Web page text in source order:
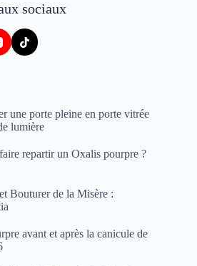
sociaux
une porte pleine en porte vitrée
lumière
repartir un Oxalis pourpre ?
Bouturer de la Misère :
avant et après la canicule de